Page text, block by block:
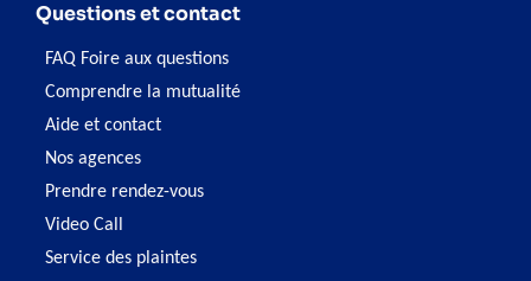
Questions et contact
FAQ Foire aux questions
Comprendre la mutualité
Aide et contact
Nos agences
Prendre rendez-vous
Video Call
Service des plaintes